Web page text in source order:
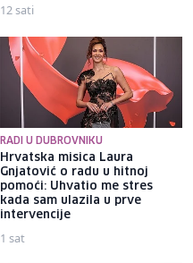
12 sati
RADI U DUBROVNIKU
Hrvatska misica Laura
Gnjatović o radu u hitnoj
pomoći: Uhvatio me stres
kada sam ulazila u prve
intervencije
1 sat